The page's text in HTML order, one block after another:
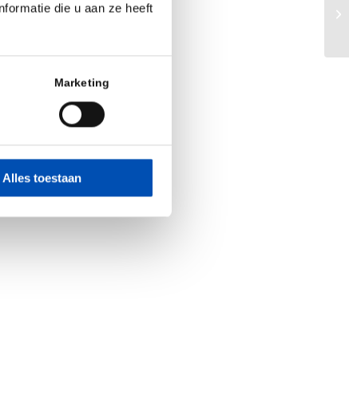
die u aan ze heeft
Marketing
Alles toestaan